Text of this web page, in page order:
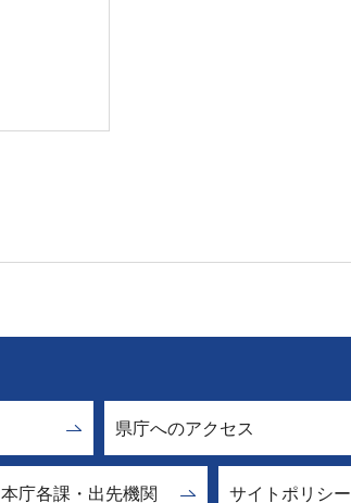
県庁へのアクセス
本庁各課・出先機関 サイトポリシー